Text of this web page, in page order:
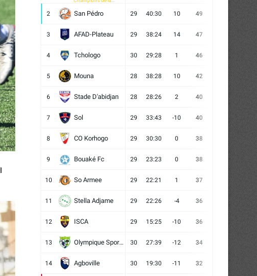
2 San Pédro 29 40:30 10 49
3 AFAD-Plateau 29 38:24 14 47
4 Tchologo 30 29:28 1 46
5 Mouna 28 38:28 10 42
6 Stade D'abidjan 28 28:26 2 40
7 Sol 29 33:43 -10 40
8 CO Korhogo 29 30:30 0 38
9 Bouaké Fc 29 23:23 0 38
10 So Armee 29 22:21 1 37
11 Stella Adjame 29 22:26 -4 36
12 ISCA 29 15:25 -10 36
13 Olympique Sport d'Abobo FC 30 27:39 -12 34
14 Agboville 30 19:30 -11 32